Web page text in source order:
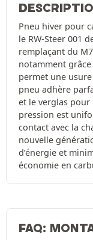
Pneu hiver pour
le RW-Steer 001
remplaçant du
notamment
permet une
pneu adhère
et le verglas pour
pression est
contact avec la
nouvelle
d’énergie et
économie en
FAQ: